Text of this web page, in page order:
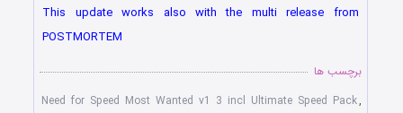
This update works also with the multi release from
POSTMORTEM
برچسب ها
Need for Speed Most Wanted v1 3 incl Ultimate Speed Pack,